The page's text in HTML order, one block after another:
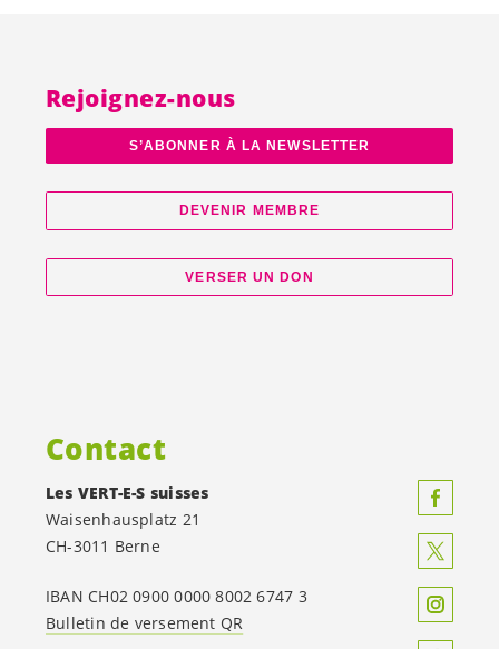
Rejoignez-nous
S’ABONNER À LA NEWSLETTER
DEVENIR MEMBRE
VERSER UN DON
Contact
Les VERT-E-S suisses
Waisenhausplatz 21
CH-3011 Berne
IBAN CH02 0900 0000 8002 6747 3
Bulletin de versement QR